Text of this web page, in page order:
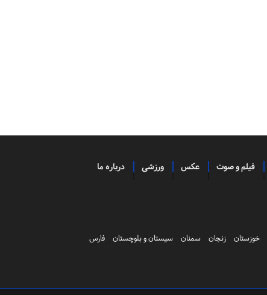
فیلم و صوت عکس ورزشی درباره ما
خوزستان زنجان سمنان سیستان و بلوچستان
فارس